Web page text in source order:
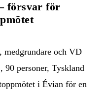
försvar för
och VD
personer, Tyskland
i Évian för en